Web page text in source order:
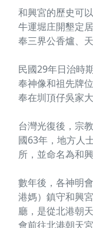
和興宮的歷史可
牛運堀庄開墾定
奉三界公香爐、
民國29年日治時
奉神像和祖先牌
奉在圳頂仔吳家
台灣光復後，宗
國63年，地方人
所，並命名為和興
數年後，各神明
港媽）鎮守和興
廳，是從北港朝
會前往北港朝天